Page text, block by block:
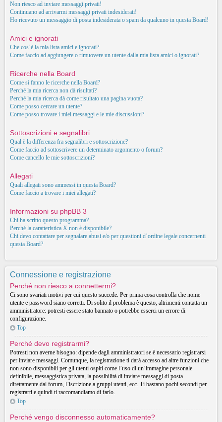
Non riesco ad inviare messaggi privati!
Continuano ad arrivarmi messaggi privati indesiderati!
Ho ricevuto un messaggio di posta indesiderata o spam da qualcuno in questa Board!
Amici e ignorati
Che cos’è la mia lista amici e ignorati?
Come faccio ad aggiungere o rimuovere un utente dalla mia lista amici o ignorati?
Ricerche nella Board
Come si fanno le ricerche nella Board?
Perché la mia ricerca non dà risultati?
Perché la mia ricerca dà come risultato una pagina vuota?
Come posso cercare un utente?
Come posso trovare i miei messaggi e le mie discussioni?
Sottoscrizioni e segnalibri
Qual è la differenza fra segnalibri e sottoscrizione?
Come faccio ad sottoscrivere un determinato argomento o forum?
Come cancello le mie sottoscrizioni?
Allegati
Quali allegati sono ammessi in questa Board?
Come faccio a trovare i miei allegati?
Informazioni su phpBB 3
Chi ha scritto questo programma?
Perché la caratteristica X non è disponibile?
Chi devo contattare per segnalare abusi e/o per questioni d’ordine legale concernenti
questa Board?
Connessione e registrazione
Perché non riesco a connettermi?
Ci sono svariati motivi per cui questo succede. Per prima cosa controlla che nome
utente e password siano corretti. Di solito il problema è questo, altrimenti contatta un
amministratore: potresti essere stato bannato o potrebbe esserci un errore di
configurazione.
Top
Perché devo registrarmi?
Potresti non averne bisogno: dipende dagli amministratori se è necessario registrarsi
per inviare messaggi. Comunque, la registrazione ti darà accesso ad altre funzioni che
non sono disponibili per gli utenti ospiti come l’uso di un’immagine personale
definibile, messaggistica privata, la possibilità di inviare messaggi di posta
direttamente dal forum, l’iscrizione a gruppi utenti, ecc. Ti bastano pochi secondi per
registrarti e quindi ti raccomandiamo di farlo.
Top
Perché vengo disconnesso automaticamente?